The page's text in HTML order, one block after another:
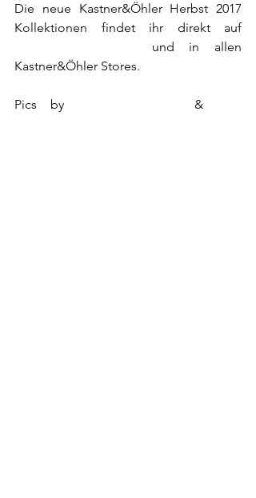
Die neue Kastner&Öhler Herbst 2017
und in allen
Kastner&Öhler Stores.
Pics by &